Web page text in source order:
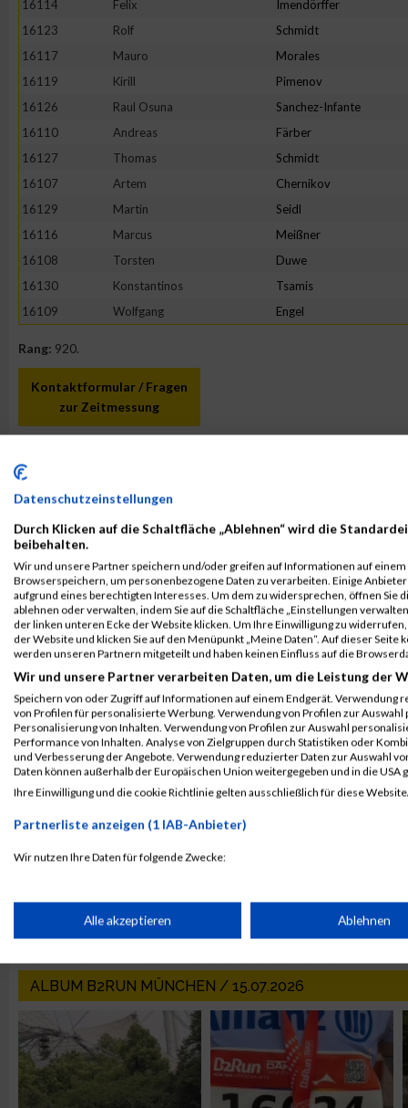
16114
Felix Imendörffer
16123
Rolf Schmidt
16117
Mauro Morales
16119
Kirill Pimenov
16126
Raul Osuna Sanchez-Infante
16110
Andreas Färber
16127
Thomas Schmidt
16107
Artem Chernikov
16129
Martin Seidl
16116
Marcus Meißner
16108
Torsten Duwe
16130
Konstantinos Tsamis
16109
Wolfgang Engel
Rang: 920.
Kontaktformular / Fragen
zur Zeitmessung
ALBUM B2RUN MÜNCHEN / 15.07.2026
Datenschutzeinstellungen
Durch Klicken auf die Schaltfläche „Ablehnen“ wird die
beibehalten.
Wir und unsere Partner speichern und/oder greifen auf Informationen auf einem
Browserspeichern, um personenbezogene Daten zu verarbeiten. Einige
aufgrund eines berechtigten Interesses. Um dem zu widersprechen, öffnen Sie
ablehnen oder verwalten, indem Sie auf die Schaltfläche „Einstellungen
der linken unteren Ecke der Website klicken. Um Ihre Einwilligung zu
der Website und klicken Sie auf den Menüpunkt „Meine Daten“. Auf dieser
werden unseren Partnern mitgeteilt und haben keinen Einfluss auf die
Wir und unsere Partner verarbeiten Daten, um die Leistung der
Speichern von oder Zugriff auf Informationen auf einem Endgerät. Verwendung
von Profilen für personalisierte Werbung. Verwendung von Profilen zur
Personalisierung von Inhalten. Verwendung von Profilen zur Auswahl
Performance von Inhalten. Analyse von Zielgruppen durch Statistiken oder
und Verbesserung der Angebote. Verwendung reduzierter Daten zur Auswahl
Daten können außerhalb der Europäischen Union weitergegeben und in die USA
Ihre Einwilligung und die cookie Richtlinie gelten ausschließlich für diese
Partnerliste anzeigen (1 IAB-Anbieter)
Wir nutzen Ihre Daten für folgende Zwecke:
Speichern von oder Zugriff auf Informationen auf einem
Verwendung reduzierter Daten zur Auswahl von
Erstellung von Profilen für personalisierte Werbung
Verwendung von Profilen zur Auswahl personalisierter Werbung
Alle akzeptieren Ablehnen